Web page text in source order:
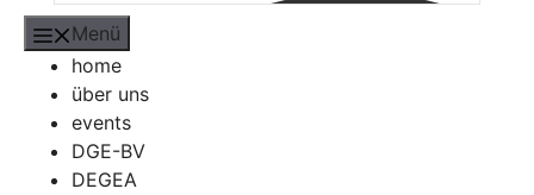
Menü
home
über uns
events
DGE-BV
DEGEA